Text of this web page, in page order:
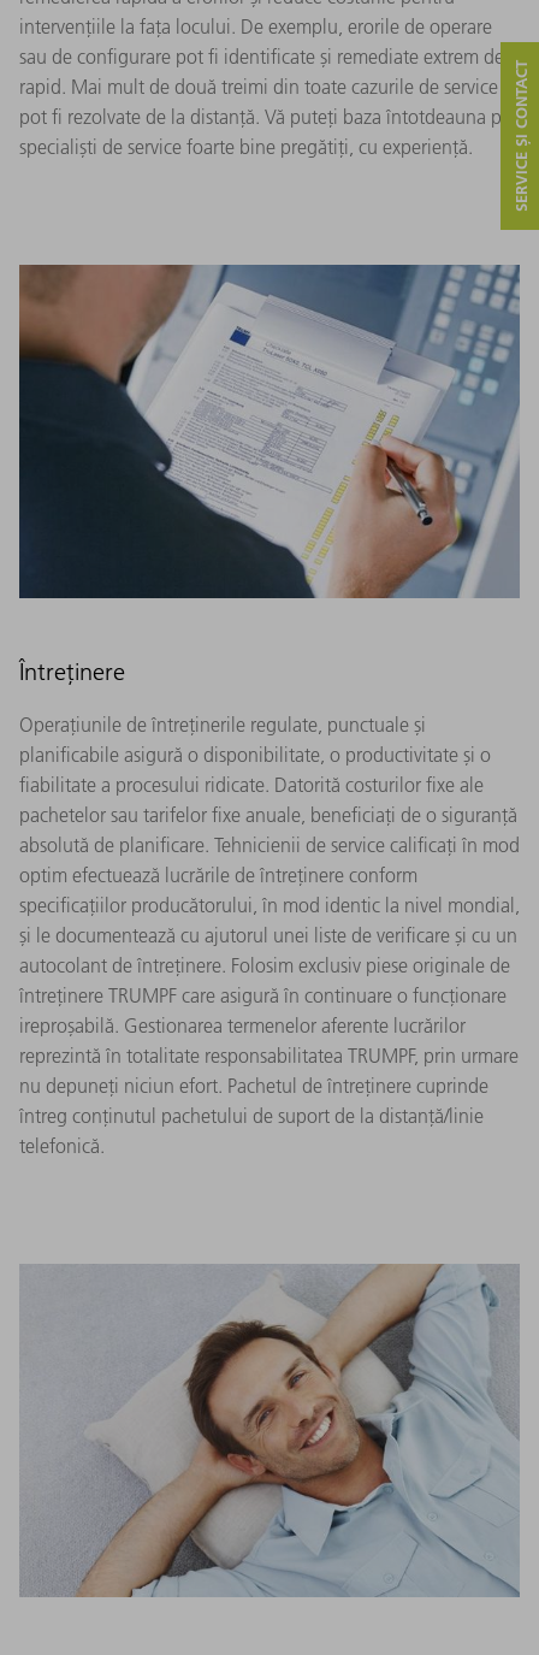
intervențiile la fața locului. De exemplu, erorile de operare
sau de configurare pot fi identificate și remediate extrem de
rapid. Mai mult de două treimi din toate cazurile de service
pot fi rezolvate de la distanță. Vă puteți baza întotdeauna pe
specialiști de service foarte bine pregătiți, cu experiență.
Întreținere
Operațiunile de întreținerile regulate, punctuale și
planificabile asigură o disponibilitate, o productivitate și o
fiabilitate a procesului ridicate. Datorită costurilor fixe ale
pachetelor sau tarifelor fixe anuale, beneficiați de o siguranță
absolută de planificare. Tehnicienii de service calificați în mod
optim efectuează lucrările de întreținere conform
specificațiilor producătorului, în mod identic la nivel mondial,
și le documentează cu ajutorul unei liste de verificare și cu un
autocolant de întreținere. Folosim exclusiv piese originale de
întreținere TRUMPF care asigură în continuare o funcționare
ireproșabilă. Gestionarea termenelor aferente lucrărilor
reprezintă în totalitate responsabilitatea TRUMPF, prin urmare
nu depuneți niciun efort. Pachetul de întreținere cuprinde
întreg conținutul pachetului de suport de la distanță/linie
telefonică.
SERVICE ȘI CONTACT